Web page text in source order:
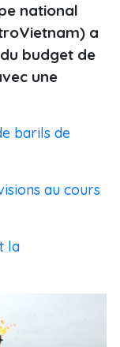
national
a
budget de
une
barils de
au cours
la